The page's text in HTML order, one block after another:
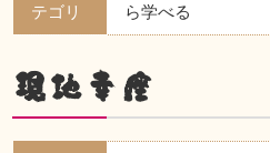
テゴリ
ら学べる
現地幸座